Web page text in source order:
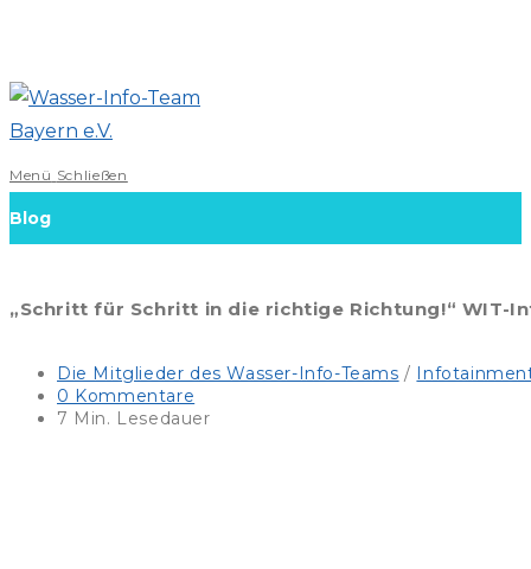
springen
Menü Schließen
Blog
„Schritt für Schritt in die richtige Richtung!“ WIT-
Beitrags-
Kategorie:
Die Mitglieder des Wasser-Info-Teams /
Beitrags-
Kommentare:
0 Kommentare
Lesedauer:
7 Min. Lesedauer